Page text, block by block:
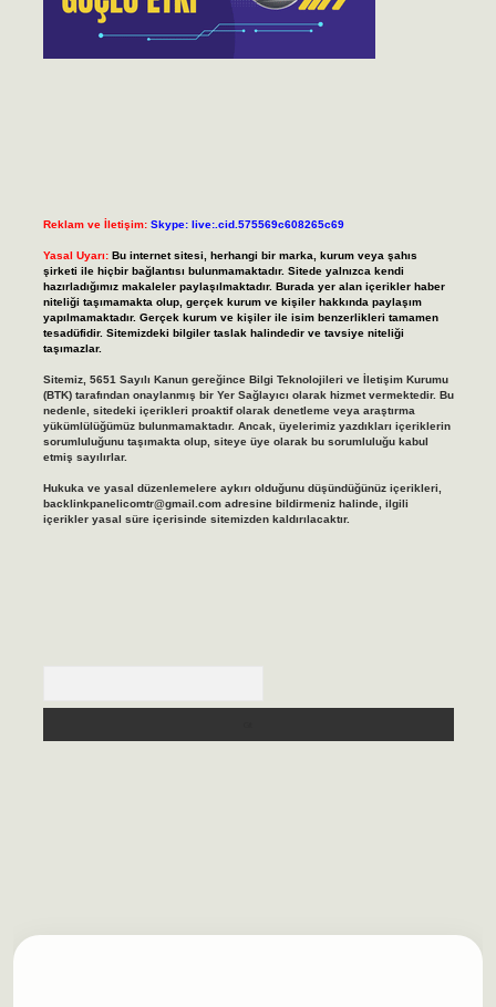
Reklam ve İletişim: Skype: live:.cid.575569c608265c69
Yasal Uyarı: Bu internet sitesi, herhangi bir marka, kurum veya şahıs
şirketi ile hiçbir bağlantısı bulunmamaktadır. Sitede yalnızca kendi
hazırladığımız makaleler paylaşılmaktadır. Burada yer alan içerikler haber
niteliği taşımamakta olup, gerçek kurum ve kişiler hakkında paylaşım
yapılmamaktadır. Gerçek kurum ve kişiler ile isim benzerlikleri tamamen
tesadüfidir. Sitemizdeki bilgiler taslak halindedir ve tavsiye niteliği
taşımazlar.
Sitemiz, 5651 Sayılı Kanun gereğince Bilgi Teknolojileri ve İletişim Kurumu
(BTK) tarafından onaylanmış bir Yer Sağlayıcı olarak hizmet vermektedir. Bu
nedenle, sitedeki içerikleri proaktif olarak denetleme veya araştırma
yükümlülüğümüz bulunmamaktadır. Ancak, üyelerimiz yazdıkları içeriklerin
sorumluluğunu taşımakta olup, siteye üye olarak bu sorumluluğu kabul
etmiş sayılırlar.
Hukuka ve yasal düzenlemelere aykırı olduğunu düşündüğünüz içerikleri,
backlinkpanelicomtr@gmail.comadresine bildirmeniz halinde, ilgili
içerikler yasal süre içerisinde sitemizden kaldırılacaktır.